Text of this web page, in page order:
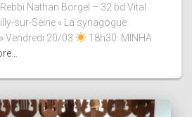
Nathan Borgel – 32 bd Vital
sur-Seine « La synagogue
Vendredi 20/03
18h30: MINHA